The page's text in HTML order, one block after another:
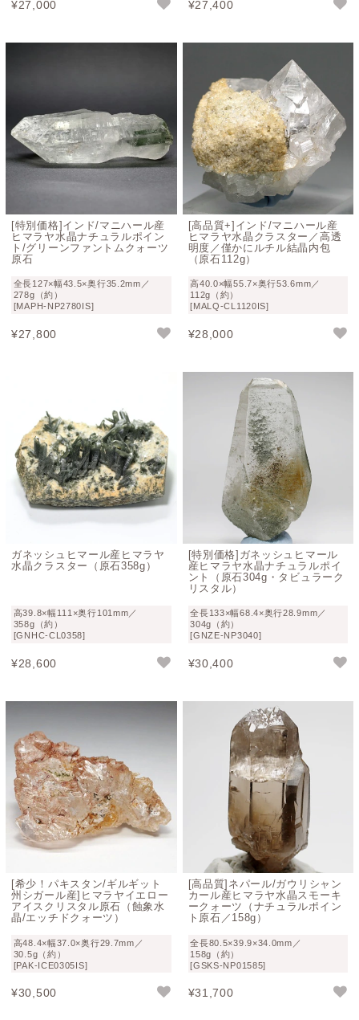
¥27,000 ¥27,400
[特別価格]インド/マニハール産
ヒマラヤ水晶ナチュラルポイン
ト/グリーンファントムクォーツ
原石
全長127×幅43.5×奥行35.2mm／
278g（約）
[MAPH-NP2780IS]
¥27,800
[高品質+]インド/マニハール産
ヒマラヤ水晶クラスター／高透
明度／僅かにルチル結晶内包
（原石112g）
高40.0×幅55.7×奥行53.6mm／
112g（約）
[MALQ-CL1120IS]
¥28,000
ガネッシュヒマール産ヒマラヤ
水晶クラスター（原石358g）
高39.8×幅111×奥行101mm／
358g（約）
[GNHC-CL0358]
¥28,600
[特別価格]ガネッシュヒマール
産ヒマラヤ水晶ナチュラルポイ
ント（原石304g・タビュラーク
リスタル）
全長133×幅68.4×奥行28.9mm／
304g（約）
[GNZE-NP3040]
¥30,400
[希少！パキスタン/ギルギット
州シガール産]ヒマラヤイエロー
アイスクリスタル原石（蝕象水
晶/エッチドクォーツ）
高48.4×幅37.0×奥行29.7mm／
30.5g（約）
[PAK-ICE0305IS]
¥30,500
[高品質]ネパール/ガウリシャン
カール産ヒマラヤ水晶スモーキ
ークォーツ（ナチュラルポイン
ト原石／158g）
全長80.5×39.9×34.0mm／
158g（約）
[GSKS-NP01585]
¥31,700